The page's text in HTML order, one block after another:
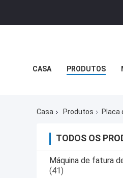
CASA PRODUTOS
Casa Produtos Placa
TODOS OS
Máquina de fatura
(41)